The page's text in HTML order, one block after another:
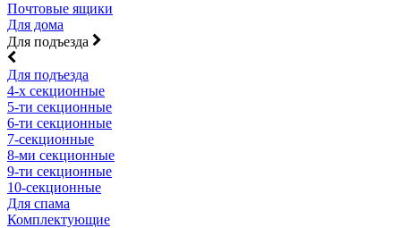
Почтовые ящики
Для дома
Для подъезда
Для подъезда
4-х секционные
5-ти секционные
6-ти секционные
7-секционные
8-ми секционные
9-ти секционные
10-секционные
Для спама
Комплектующие